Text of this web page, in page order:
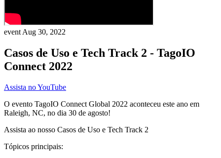
event Aug 30, 2022
Casos de Uso e Tech Track 2 - TagoIO
Connect 2022
Assista no YouTube
O evento TagoIO Connect Global 2022 aconteceu este ano em
Raleigh, NC, no dia 30 de agosto!
Assista ao nosso Casos de Uso e Tech Track 2
Tópicos principais: